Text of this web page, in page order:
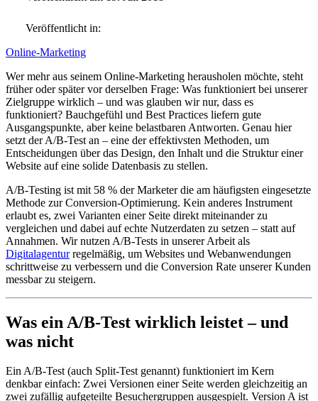
Veröffentlicht in:
Online-Marketing
Wer mehr aus seinem Online-Marketing herausholen möchte, steht
früher oder später vor derselben Frage: Was funktioniert bei unserer
Zielgruppe wirklich – und was glauben wir nur, dass es
funktioniert? Bauchgefühl und Best Practices liefern gute
Ausgangspunkte, aber keine belastbaren Antworten. Genau hier
setzt der A/B-Test an – eine der effektivsten Methoden, um
Entscheidungen über das Design, den Inhalt und die Struktur einer
Website auf eine solide Datenbasis zu stellen.
A/B-Testing ist mit 58 % der Marketer die am häufigsten eingesetzte
Methode zur Conversion-Optimierung. Kein anderes Instrument
erlaubt es, zwei Varianten einer Seite direkt miteinander zu
vergleichen und dabei auf echte Nutzerdaten zu setzen – statt auf
Annahmen. Wir nutzen A/B-Tests in unserer Arbeit als
Digitalagenturregelmäßig, um Websites und Webanwendungen
schrittweise zu verbessern und die Conversion Rate unserer Kunden
messbar zu steigern.
Was ein A/B-Test wirklich leistet – und
was nicht
Ein A/B-Test (auch Split-Test genannt) funktioniert im Kern
denkbar einfach: Zwei Versionen einer Seite werden gleichzeitig an
zwei zufällig aufgeteilte Besuchergruppen ausgespielt. Version A ist